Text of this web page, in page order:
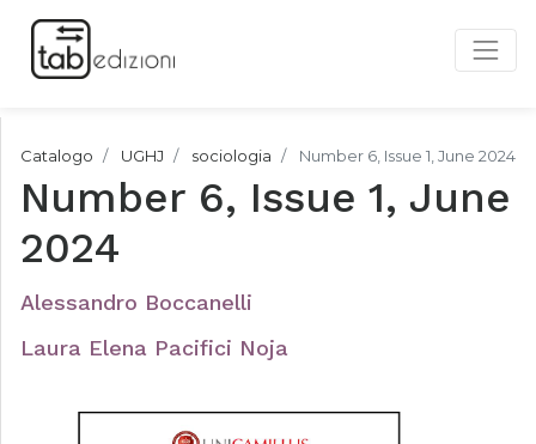
Catalogo UGHJ sociologia Number 6, Issue 1, June 2024
Number 6, Issue 1, June
2024
Alessandro Boccanelli
Laura Elena Pacifici Noja